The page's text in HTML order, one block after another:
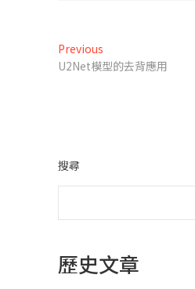
文
章
Previous
post:
U2Net模型的去背應用
搜尋
歷史文章